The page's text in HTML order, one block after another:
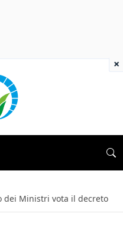
dei Ministri vota il decreto
×